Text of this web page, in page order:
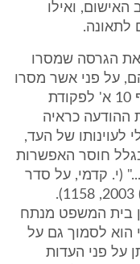
ואילו
לתאונה.
הגרסה שמסרו
על פני אשר מסרו
במהלך עדותם בבית המשפט (סעיף 10 א' לפקודת
ההודעה כראיה
לעוינותו של העד,
חוסר האפשרות
(י. קדמי, על סדר
הדין בפלילים, חלק שלישי (תשס"ג) 2003, 1158).
בית המשפט מנתח
הוא לסמוך גם על
על פני העדות